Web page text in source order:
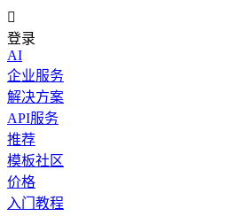

登录
AI
企业服务
解决方案
API服务
推荐
模板社区
价格
入门教程